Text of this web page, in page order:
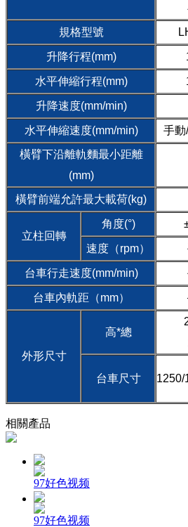
規格型號
升降行程(mm)
水平伸縮行程(mm)
升降速度(mm/min)
水平伸縮速度(mm/min) 手動
橫臂下沿離軌麵最小距離
(mm)
橫臂前端允許最大載荷(kg)
立柱回轉
角度(°)
速度（rpm）
台車行走速度(mm/min)
台車內軌距（mm）
外形尺寸
高*總
台車尺寸 1250/
相關產品
97好色视频
97好色视频